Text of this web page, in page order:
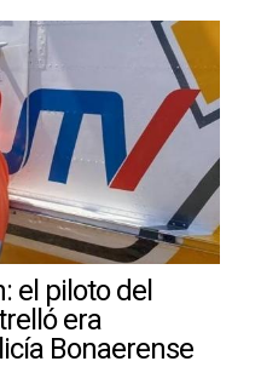
el piloto del
era
Bonaerense